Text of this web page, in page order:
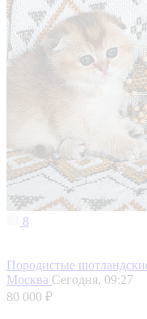
8
Породистые
Москва Сегодня, 09:27
80 000 ₽